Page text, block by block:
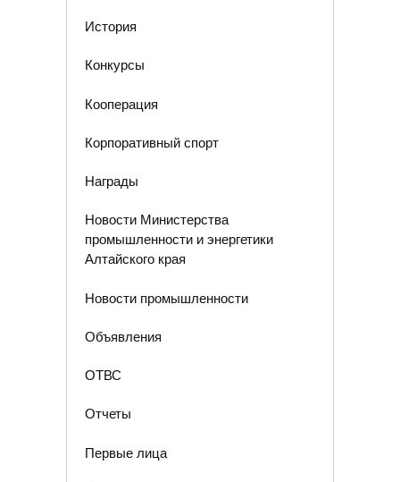
История
Конкурсы
Кооперация
Корпоративный спорт
Награды
Новости Министерства
промышленности и энергетики
Алтайского края
Новости промышленности
Объявления
ОТВС
Отчеты
Первые лица